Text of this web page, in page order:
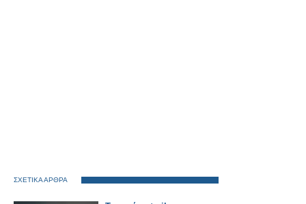
ΣΧΕΤΙΚΑ ΑΡΘΡΑ